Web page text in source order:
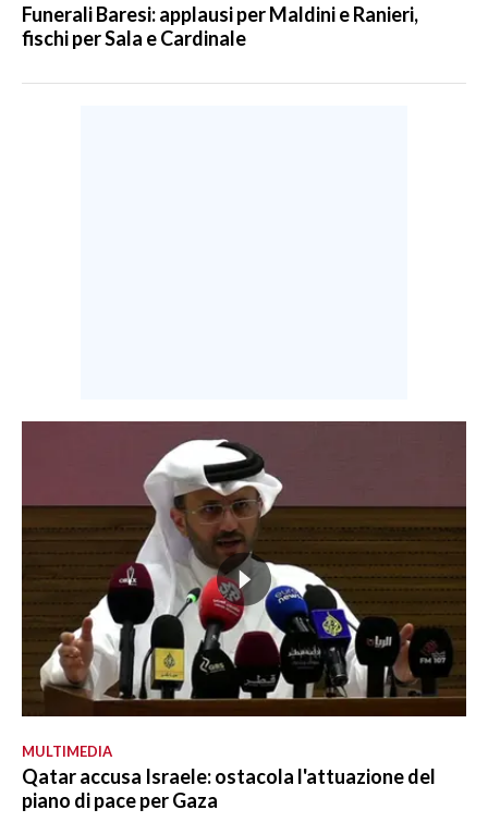
Funerali Baresi: applausi per Maldini e Ranieri,
fischi per Sala e Cardinale
MULTIMEDIA
Qatar accusa Israele: ostacola l'attuazione del
piano di pace per Gaza